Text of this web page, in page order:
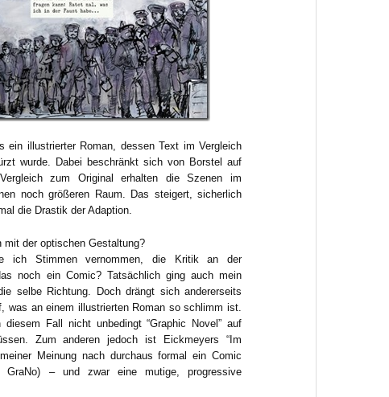
ein illustrierter Roman, dessen Text im Vergleich
wurde. Dabei beschränkt sich von Borstel auf
zum Original erhalten die Szenen im
noch größeren Raum. Das steigert, sicherlich
die Drastik der Adaption.
mit der optischen Gestaltung?
ich Stimmen vernommen, die Kritik an der
noch ein Comic? Tatsächlich ging auch mein
selbe Richtung. Doch drängt sich andererseits
was an einem illustrierten Roman so schlimm ist.
Fall nicht unbedingt “Graphic Novel” auf
Zum anderen jedoch ist Eickmeyers “Im
Meinung nach durchaus formal ein Comic
– und zwar eine mutige, progressive